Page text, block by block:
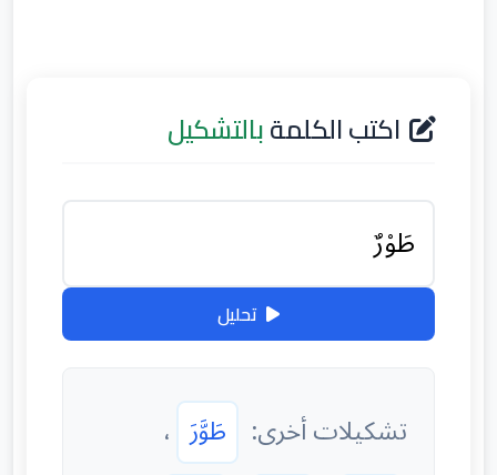
اكتب الكلمةبالتشكيل
تحليل
تشكيلات أخرى: طَوَّرَ ،